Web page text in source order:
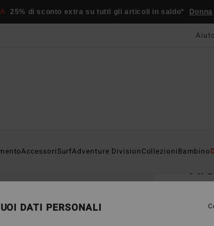
25% di sconto extra su tutti gli articoli in saldo* Donna
AccessoriSurfAdventure DivisionCollezioniBambino
DATI PERSONALI